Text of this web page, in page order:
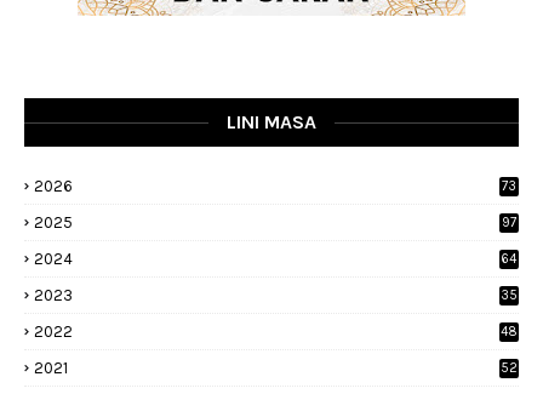
LINI MASA
2026 73
2025 97
2024 64
2023
35
2022
48
2021 52